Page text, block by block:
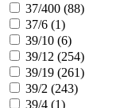
37/400 (88)
37/6 (1)
39/10 (6)
39/12 (254)
39/19 (261)
39/2 (243)
39/4 (1)